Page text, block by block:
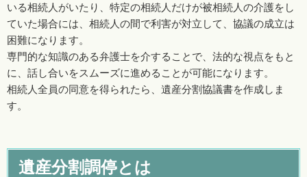
いる相続人がいたり、特定の相続人だけが被相続人の介護をし
ていた場合には、相続人の間で利害が対立して、協議の成立は
困難になります。
専門的な知識のある弁護士を介することで、法的な視点をもと
に、話し合いをスムーズに進めることが可能になります。
相続人全員の同意を得られたら、遺産分割協議書を作成しま
す。
遺産分割調停とは